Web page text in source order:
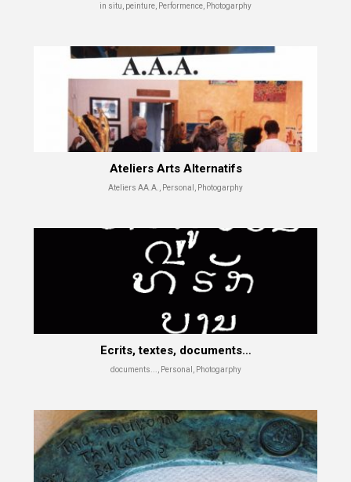
in situ, peinture, Performence, Photogarphy
Ateliers Arts Alternatifs
Ateliers AA.A., Personal, Photogarphy
Ecrits, textes, documents…
documents..., Personal, Photogarphy